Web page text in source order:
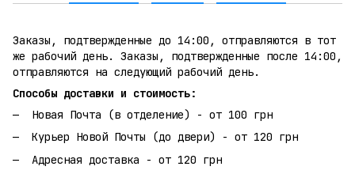
Заказы, подтвержденные до 14:00, отправляются в тот
же рабочий день. Заказы, подтвержденные после 14:00,
отправляются на следующий рабочий день.
Способы доставки и стоимость:
Новая Почта (в отделение) - от 100 грн
Курьер Новой Почты (до двери) - от 120 грн
Адресная доставка - от 120 грн